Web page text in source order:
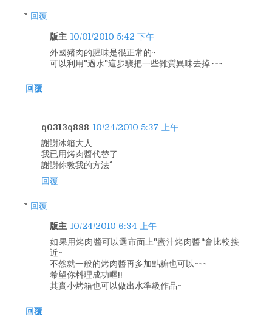
回覆
版主 10/01/2010 5:42 下午
外國豬肉的腥味是很正常的~
可以利用"過水"這步驟把一些雜質異味去掉~~~
回覆
q0313q888 10/24/2010 5:37 上午
謝謝冰箱大人
我已用烤肉醬代替了
謝謝你教我的方法^^
回覆
回覆
版主 10/24/2010 6:34 上午
如果用烤肉醬可以選市面上"蜜汁烤肉醬"會比較接
近~
不然就一般的烤肉醬再多加點糖也可以~~~
希望你料理成功喔!!
其實小烤箱也可以做出水準級作品~
回覆